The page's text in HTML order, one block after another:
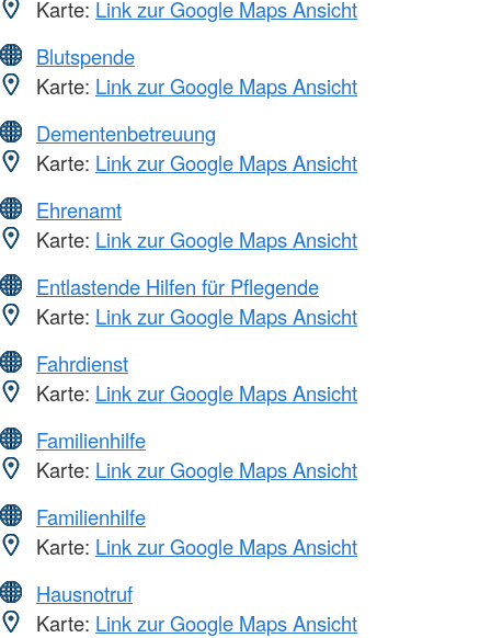
Karte: Link zur Google Maps Ansicht
Blutspende
Karte: Link zur Google Maps Ansicht
Dementenbetreuung
Karte: Link zur Google Maps Ansicht
Ehrenamt
Karte: Link zur Google Maps Ansicht
Entlastende Hilfen für Pflegende
Karte: Link zur Google Maps Ansicht
Fahrdienst
Karte: Link zur Google Maps Ansicht
Familienhilfe
Karte: Link zur Google Maps Ansicht
Familienhilfe
Karte: Link zur Google Maps Ansicht
Hausnotruf
Karte: Link zur Google Maps Ansicht